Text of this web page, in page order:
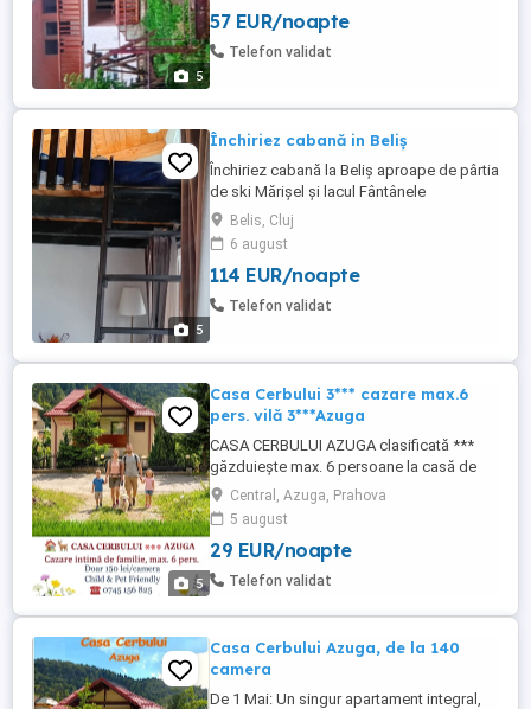
5
57 EUR/noapte
Telefon validat
5
Închiriez cabană in Beliș
Închiriez cabană la Beliș aproape de pârtia
de ski Mărișel și lacul Fântânele
Belis, Cluj
6 august
114 EUR/noapte
Telefon validat
5
Casa Cerbului 3*** cazare max.6
pers. vilă 3***Azuga
CASA CERBULUI AZUGA clasificată ***
găzduiește max. 6 persoane la casă de
vacanță, cu dotări complete pt self
catering, Cazare singuri în apartament
integral în vilă, capacitate redusă pt mic
grup de 2-3 familii fără alți turiști în incintă,
casă situată în centrul stațiunii vă pune la
Central, Azuga, Prahova
5 august
29 EUR/noapte
Telefon validat
Casa Cerbului Azuga, de la 140
camera
De 1 Mai: Un singur apartament integral,